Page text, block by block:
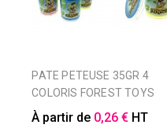
PATE PETEUSE 35GR 4
COLORIS FOREST TOYS
À partir de 0,26 € HT